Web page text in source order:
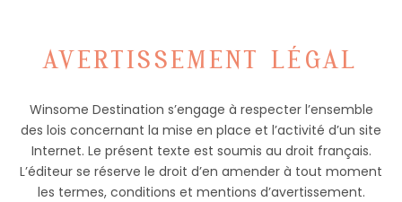
AVERTISSEMENT LÉGAL
Winsome Destination s’engage à respecter l’ensemble
des lois concernant la mise en place et l’activité d’un site
Internet. Le présent texte est soumis au droit français.
L’éditeur se réserve le droit d’en amender à tout moment
les termes, conditions et mentions d’avertissement.